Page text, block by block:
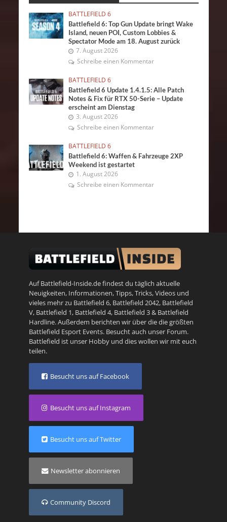
BATTLEFIELD 6
Battlefield 6: Top Gun Update bringt Wake
Island, neuen POI, Custom Lobbies &
Spectator Mode am 18. August zurück
7. August 2026
Schreibe einen Kommentar
BATTLEFIELD 6
Battlefield 6 Update 1.4.1.5: Alle Patch
Notes & Fix für RTX 50-Serie – Update
erscheint am Dienstag
3. August 2026
Schreibe einen Kommentar
BATTLEFIELD 6
Battlefield 6: Waffen & Fahrzeuge 2XP
Weekend ist gestartet
1. August 2026
Schreibe einen Kommentar
Auf Battlefield-Inside.de findest du täglich aktuelle
Neuigkeiten, Informationen, Tipps, Tricks, Videos und
vieles mehr zu Battlefield 6, Battlefield 2042, Battlefield
V, Battlefield 1, Battlefield 4, Battlefield 3& Battlefield
Hardline. Außerdem berichten wir über die die größten
Battlefield Esport Events. Besucht auch unser Forum.
Battlefield ist unser Hobby und dies wollen wir mit euch
teilen.
Besucht uns auf Facebook
Besucht uns auf Instagram
Besucht uns auf Twitter
Newsletter abonnieren
Community Discord